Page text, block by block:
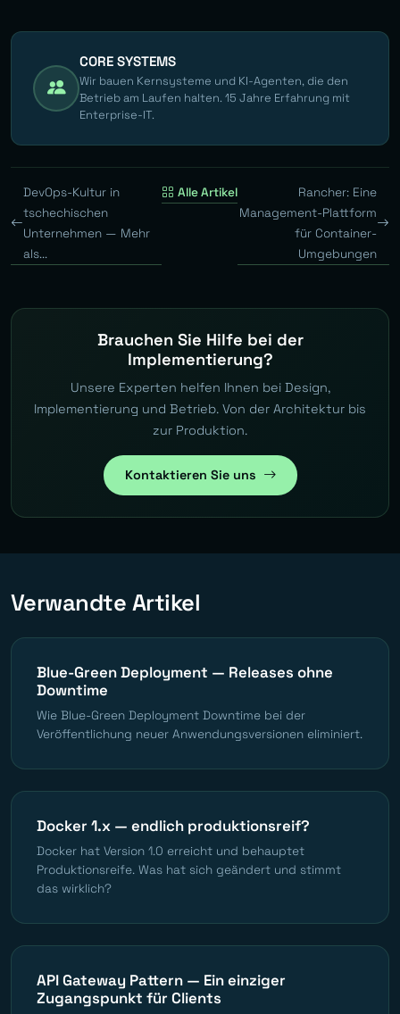
CORE SYSTEMS
Wir bauen Kernsysteme und KI-Agenten, die den
Betrieb am Laufen halten. 15 Jahre Erfahrung mit
Enterprise-IT.
DevOps-Kultur in
tschechischen
Unternehmen — Mehr
als...
Alle Artikel
Rancher: Eine
Management-Plattform
für Container-
Umgebungen
Brauchen Sie Hilfe bei der
Implementierung?
Unsere Experten helfen Ihnen bei Design,
Implementierung und Betrieb. Von der Architektur bis
zur Produktion.
Kontaktieren Sie uns
Verwandte Artikel
Blue-Green Deployment — Releases ohne
Downtime
Wie Blue-Green Deployment Downtime bei der
Veröffentlichung neuer Anwendungsversionen eliminiert.
Docker 1.x — endlich produktionsreif?
Docker hat Version 1.0 erreicht und behauptet
Produktionsreife. Was hat sich geändert und stimmt
das wirklich?
API Gateway Pattern — Ein einziger
Zugangspunkt für Clients